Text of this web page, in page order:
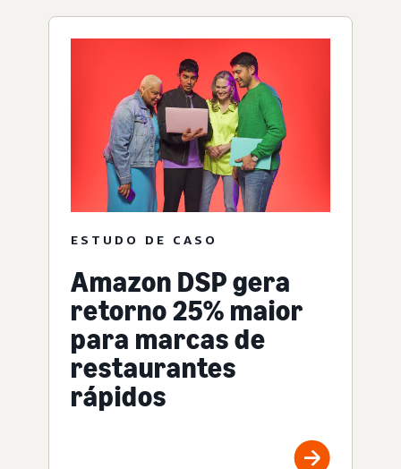
ESTUDO DE CASO
Amazon DSP gera
retorno 25% maior
para marcas de
restaurantes
rápidos